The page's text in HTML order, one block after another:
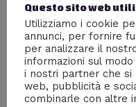
La chimica
Questo sito web
Utilizziamo i cookie
annunci, per fornire
per analizzare il
informazioni sul
i nostri partner che si
web, pubblicità e
combinarle con altre